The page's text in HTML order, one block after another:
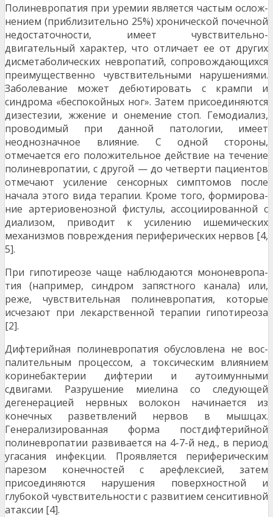
Полиневропатия при уремии является частым ослож­
нением (приблизительно 25%) хронической почечной
не­достаточности, имеет чувствительно-
двигательный харак­тер, что отличает ее от других
дисметаболических невропа­тий, сопровождающихся
преимущественно чувствитель­ными нарушениями.
Заболевание может дебютировать с крампи и
синдрома «беспокойных ног». Затем присоеди­няются
дизестезии, жжение и онемение стоп. Гемодиализ,
проводимый при данной патологии, имеет
неоднозначное влияние. С одной стороны,
отмечается его положительное действие на течение
полиневропатии, с другой — до чет­верти пациентов
отмечают усиление сенсорных симптомов после
начала этого вида терапии. Кроме того, формирова­
ние артериовенозной фистулы, ассоциированной с
диали­зом, приводит к усилению ишемических
механизмов по­вреждения периферических нервов [4,
5].
При гипотиреозе чаще наблюдаются мононевропа­
тия (например, синдром запястного канала) или,
реже, чувствительная полиневропатия, которые
исчезают при лекарственной терапии гипотиреоза
[2].
Дифтерийная полиневропатия обусловлена не вос­
палительным процессом, а токсическим влиянием
коринебактерии дифтерии и аутоимунными
сдвигами. Разру­шение миелина со следующей
дегенерацией нервных во­локон начинается из
конечных разветвлений нервов в мышцах.
Генерализированная форма постдифтерийной
полиневропатии развивается на 4-7-й нед., в период
уга­сания инфекции. Проявляется периферическим
парезом конечностей с арефлексией, затем
присоединяются на­рушения поверхностной и
глубокой чувствительности с развитием сенситивной
атаксии [4].